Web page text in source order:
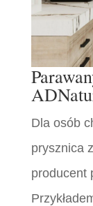
Dla osób
prysznica
producent